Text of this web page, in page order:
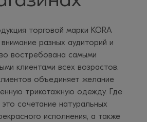
торговой марки KORA
разных аудиторий и
востребована самыми
клиентами всех возрастов.
объединяет желание
трикотажную одежду. Где
сочетание натуральных
исполнения, а также